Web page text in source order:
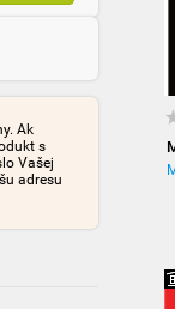
Ak
s
Vašej
adresu